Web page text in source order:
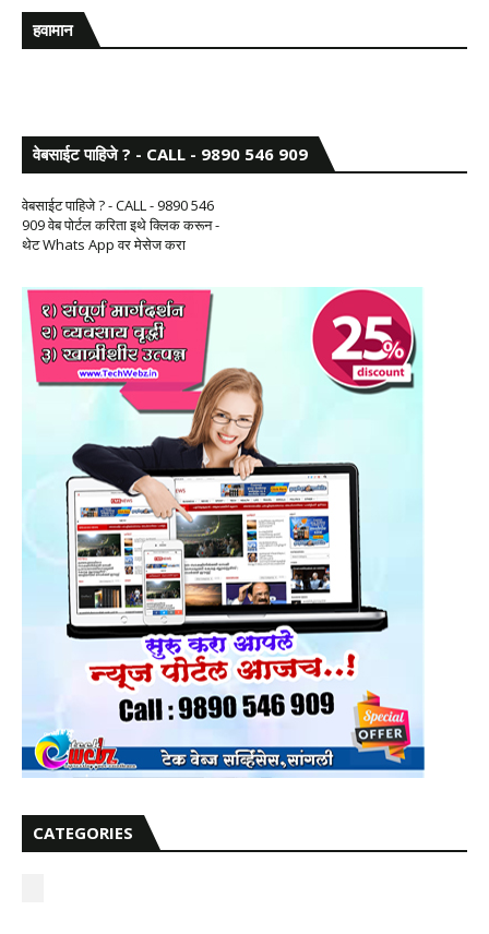
हवामान
वेबसाईट पाहिजे ? - CALL - 9890 546 909
वेबसाईट पाहिजे ? - CALL - 9890 546
909 वेब पोर्टल करिता इथे क्लिक करून -
थेट Whats App वर मेसेज करा
CATEGORIES